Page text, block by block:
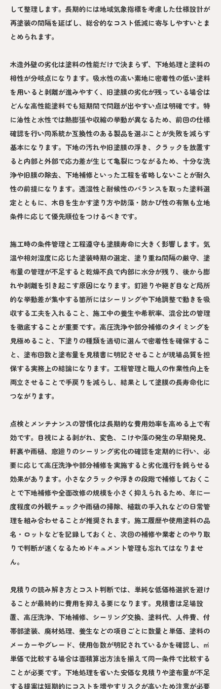
して整理します。長期的には地域気象指標を考慮した仕様設計が
再塗装の間隔を延ばし、総合的なコスト低減に寄与しやすいとま
とめられます。
木造外壁の劣化は塗料の性能だけで決まらず、下地処理と塗料の
相性が分岐点になります。吸水性の高い素地に密着性の低い塗料
を用いると剥離が進みやすく、旧塗膜の劣化が残っている場合は
どんな高性能塗料でも短期間で問題が出やすい点は明確です。特
に油性と水性では熱膨張や収縮の挙動が異なるため、前回の仕様
確認を行い同系統か互換性のある製品を選ぶことが失敗を減らす
基本になります。下地の汚れや旧塗膜の浮き、クラックを放置す
ると内部と外部で応力差が生じて亀裂につながるため、十分な洗
浄や旧膜の除去、下地補修といった工程を省略しないことが耐久
性の前提になります。透湿性と耐候性のバランスを取った塗料選
定とともに、木目を生かす塗り方や防藻・防かび性の有無も立地
条件に応じて優先順位をつけるべきです。
施工時の条件管理と工程遵守も塗膜寿命に大きく影響します。気
温や相対湿度に応じた塗装時期の選定、塗り重ね間隔の厳守、塗
布量の管理が不足すると乾燥不良で内部に水分が残り、後から膨
れや剥離を引き起こす原因になります。釘廻りや継ぎ目など局所
的な挙動差が集中する箇所にはシーリングや下地調整で動きを吸
収する工夫を入れること、施工中の養生や希釈率、混合比の管理
を徹底することが重要です。高圧洗浄や部分補修のタイミングを
見極めること、下塗りの種類を適切に選んで密着性を確保するこ
と、塗布回数と塗布量を見積書に明記させることが現場品質を担
保する実務上の結論になります。工程管理と職人の作業性向上を
両立させることで手戻りを減らし、結果として塗膜の長寿命化に
つながります。
点検とメンテナンスの習慣化は長期的な費用効率を高める上で有
効です。目視による剥がれ、変色、こけや藻の発生の早期発見、
軒裏や雨樋、窓廻りのシーリング劣化の確認を定期的に行い、必
要に応じて高圧洗浄や部分補修を実施すると劣化進行を鈍らせる
効果があります。小さなクラックや浮きの段階で補修しておくこ
とで下地補修や全面改修の規模を小さく抑えられるため、年に一
度程度の外観チェックや雨樋の掃除、植栽の手入れなどの日常管
理を組み合わせることが推奨されます。施工履歴や使用塗料の品
名・ロットなどを記録しておくと、次回の補修や業者とのやり取
りで判断が速くなるためドキュメント管理も忘れてはなりませ
ん。
見積りの読み解き方とコスト判断では、単純な低価格選択を避け
ることが最終的に費用を抑える要になります。見積書は足場設
置、高圧洗浄、下地補修、シーリング交換、塗料代、人件費、付
帯部塗装、廃材処理、養生などの項目ごとに数量と単価、塗料の
メーカーやグレード、使用缶数が明記されているかを確認し、㎡
単価で比較する場合は面積算出方法を揃えて同一条件で比較する
ことが必要です。下地処理を省いた安価な見積りや塗布量が不足
する提案は短期的にコストを増やすリスクが高いため注意が必要